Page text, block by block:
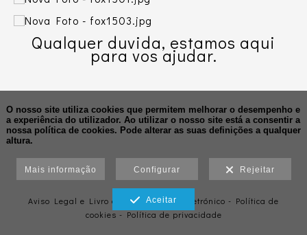
Qualquer duvida, estamos aqui
para vos ajudar.
Aviso Legal e Livro de Reclamações Eletrónico - Política de
cookies - Política de privacidade
O nosso site utiliza cookies que permitem melhorar o desempenho e
a experiência do utilizador. Ao utilizar o nosso site está a consentir a
nossa política de cookies. Pode alterar as suas definições a qualquer
altura.
Mais informação Configurar Rejeitar
Aceitar